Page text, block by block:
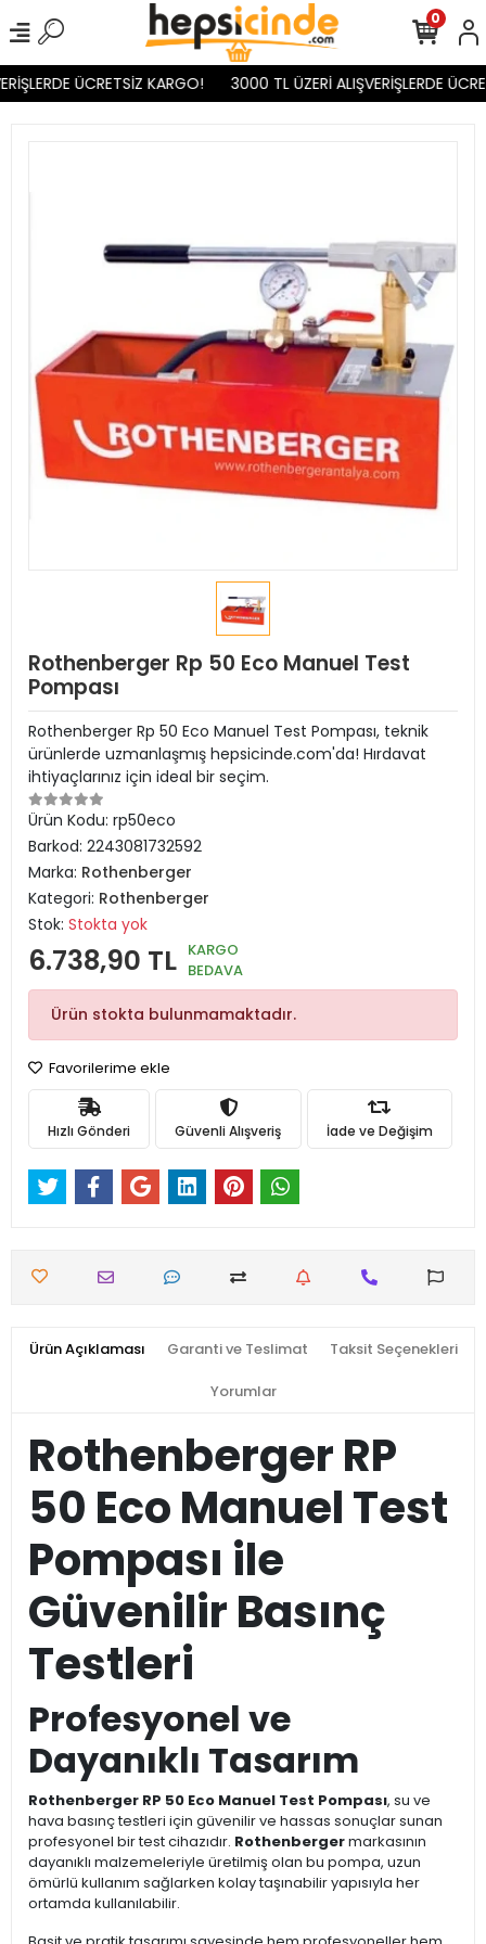
ÜCRETSİZ KARGO! 3000 TL ÜZERİ ALIŞVERİŞLERDE
0
Rothenberger Rp 50 Eco Manuel Test
Pompası
Rothenberger Rp 50 Eco Manuel Test Pompası, teknik
ürünlerde uzmanlaşmış hepsicinde.com'da! Hırdavat
ihtiyaçlarınız için ideal bir seçim.
Ürün Kodu: rp50eco
Barkod: 2243081732592
Marka: Rothenberger
Kategori: Rothenberger
Stok: Stokta yok
6.738,90 TL KARGO
BEDAVA
Ürün stokta bulunmamaktadır.
Favorilerime ekle
Hızlı Gönderi Güvenli Alışveriş İade ve Değişim
Ürün Açıklaması Garanti ve Teslimat Taksit Seçenekleri
Yorumlar
Rothenberger RP
50 Eco Manuel Test
Pompası ile
Güvenilir Basınç
Testleri
Profesyonel ve
Dayanıklı Tasarım
Rothenberger RP 50 Eco Manuel Test Pompası, su ve
hava basınç testleri için güvenilir ve hassas sonuçlar sunan
profesyonel bir test cihazıdır. Rothenbergermarkasının
dayanıklı malzemeleriyle üretilmiş olan bu pompa, uzun
ömürlü kullanım sağlarken kolay taşınabilir yapısıyla her
ortamda kullanılabilir.